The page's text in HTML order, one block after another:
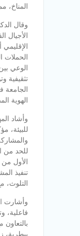
المناخ،
وقال
الأجيال
الحملات
الوعي
تثقيفية
الجامعة
الهوية
وأشاد
للبيئة،
للحد من
تنفيذ
التلوث،
بيطرية،